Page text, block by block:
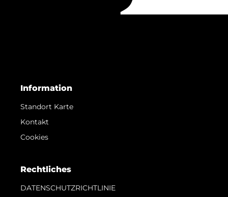
Information
Standort Karte
Kontakt
Cookies
Rechtliches
DATENSCHUTZRICHTLINIE